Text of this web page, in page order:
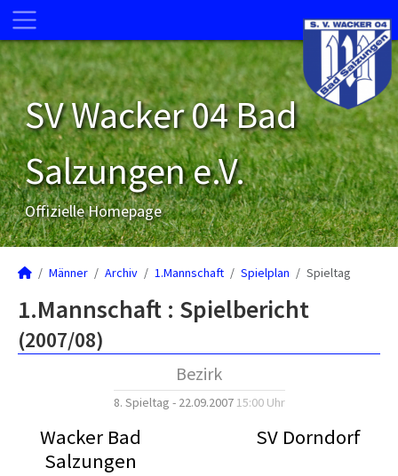
SV Wacker 04 Bad
Salzungen e.V.
Offizielle Homepage
Männer Archiv 1.Mannschaft Spielplan Spieltag
1.Mannschaft : Spielbericht
(2007/08)
Bezirk
8. Spieltag - 22.09.2007 15:00 Uhr
Wacker Bad
Salzungen
SV Dorndorf